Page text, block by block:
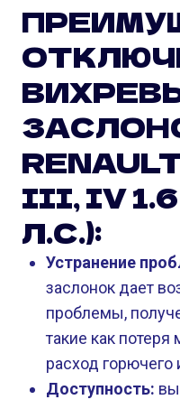
III, IV 1.6
Л.С.):
Устранение
заслонок дает
проблемы,
такие как
расход горючего
Доступность: